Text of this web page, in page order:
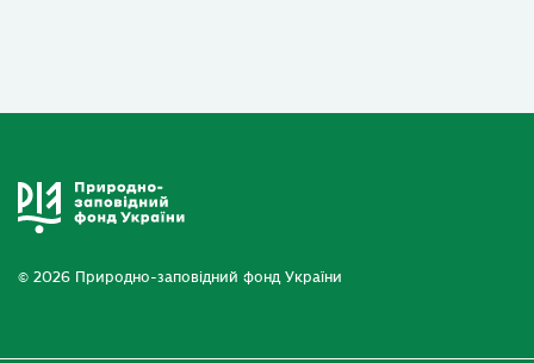
© 2026 Природно-заповідний фонд України